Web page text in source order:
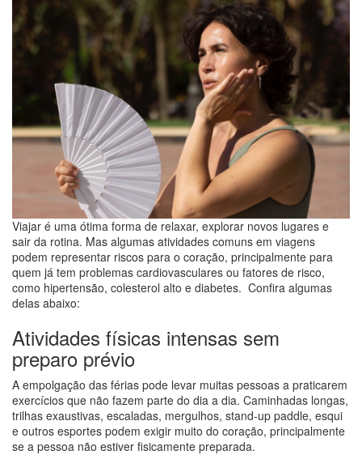
Viajar é uma ótima forma de relaxar, explorar novos lugares e
sair da rotina. Mas algumas atividades comuns em viagens
podem representar riscos para o coração, principalmente para
quem já tem problemas cardiovasculares ou fatores de risco,
como hipertensão, colesterol alto e diabetes. Confira algumas
delas abaixo:
Atividades físicas intensas sem
preparo prévio
A empolgação das férias pode levar muitas pessoas a praticarem
exercícios que não fazem parte do dia a dia. Caminhadas longas,
trilhas exaustivas, escaladas, mergulhos, stand-up paddle, esqui
e outros esportes podem exigir muito do coração, principalmente
se a pessoa não estiver fisicamente preparada.